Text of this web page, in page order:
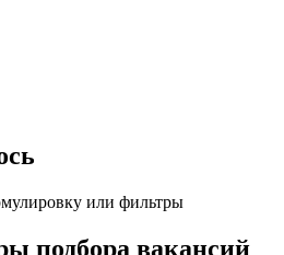
или фильтры
подбора вакансий